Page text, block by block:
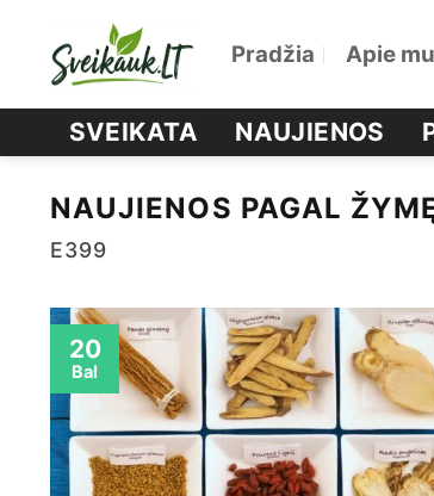
Pradžia Apie
SVEIKATA NAUJIENOS
NAUJIENOS PAGAL
E399
20
Bal